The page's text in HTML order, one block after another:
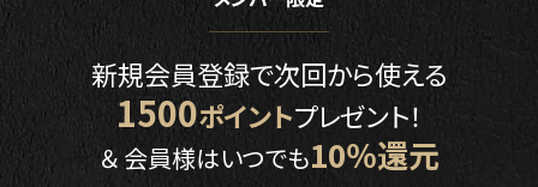
新規会員登録で次回から使える
1500ポイントプレゼント！
＆ 会員様はいつでも10％還元